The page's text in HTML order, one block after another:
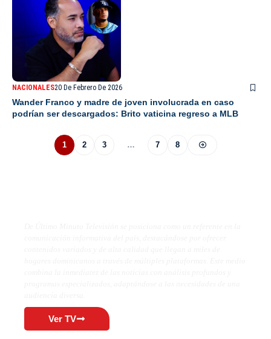
NACIONALES20 De Febrero De 2026
Wander Franco y madre de joven involucrada en caso
podrían ser descargados: Brito vaticina regreso a MLB
1 2 3 … 7 8
Ver TV